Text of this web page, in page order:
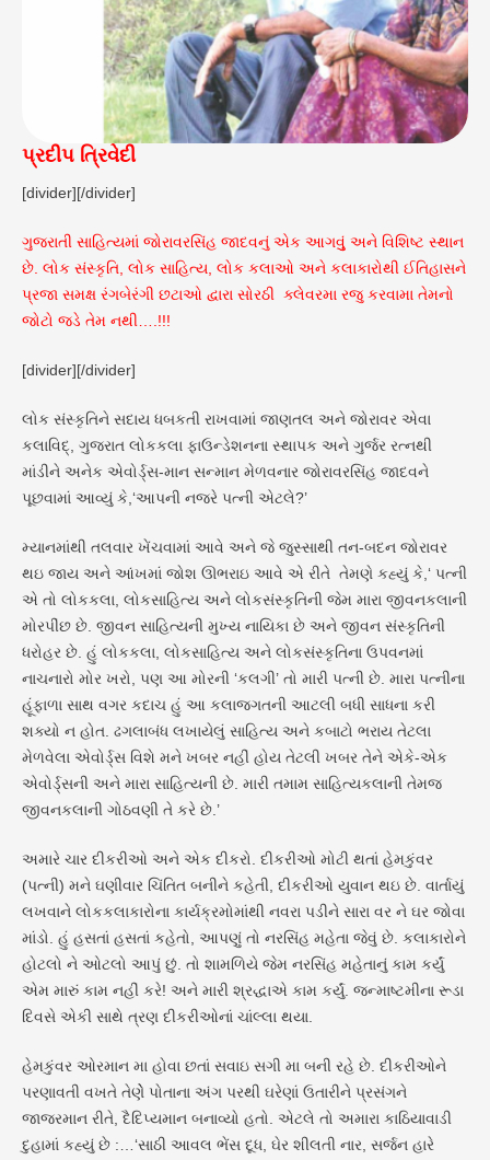
પ્રદીપ ત્રિવેદી
[divider][/divider]
ગુજરાતી સાહિત્યમાં જોરાવરસિંહ જાદવનું એક આગવુું અને વિશિષ્ટ સ્થાન
છે. લોક સંસ્કૃતિ, લોક સાહિત્ય, લોક કલાઓ અને કલાકારોથી ઈતિહાસને
પ્રજા સમક્ષ રંગબેરંગી છટાઓ દ્વારા સોરઠી ક્લેવરમા રજુ કરવામા તેમનો
જોટો જડે તેમ નથી….!!!
[divider][/divider]
લોક સંસ્કૃતિને સદાય ધબકતી રાખવામાં જાણતલ અને જોરાવર એવા
કલાવિદ્, ગુજરાત લોકકલા ફાઉન્ડેશનના સ્થાપક અને ગુર્જર રત્નથી
માંડીને અનેક એવોર્ડ્સ-માન સન્માન મેળવનાર જોરાવરસિંહ જાદવને
પૂછવામાં આવ્યું કે,‘આપની નજરે પત્ની એટલે?’
મ્યાનમાંથી તલવાર ખેંચવામાં આવે અને જે જુસ્સાથી તન-બદન જોરાવર
થઇ જાય અને આંખમાં જોશ ઊભરાઇ આવે એ રીતે તેમણે કહ્યું કે,‘ પત્ની
એ તો લોકકલા, લોકસાહિત્ય અને લોકસંસ્કૃતિની જેમ મારા જીવનકલાની
મોરપીંછ છે. જીવન સાહિત્યની મુખ્ય નાયિકા છે અને જીવન સંસ્કૃતિની
ધરોહર છે. હું લોકકલા, લોકસાહિત્ય અને લોકસંસ્કૃતિના ઉપવનમાં
નાચનારો મોર ખરો, પણ આ મોરની ‘કલગી’ તો મારી પત્ની છે. મારા પત્નીના
હૂંફાળા સાથ વગર કદાચ હું આ કલાજગતની આટલી બધી સાધના કરી
શક્યો ન હોત. ઢગલાબંધ લખાયેલું સાહિત્ય અને કબાટો ભરાય તેટલા
મેળવેલા એવોર્ડ્સ વિશે મને ખબર નહીં હોય તેટલી ખબર તેને એકે-એક
એવોર્ડ્સની અને મારા સાહિત્યની છે. મારી તમામ સાહિત્યકલાની તેમજ
જીવનકલાની ગોઠવણી તે કરે છે.’
અમારે ચાર દીકરીઓ અને એક દીકરો. દીકરીઓ મોટી થતાં હેમકુંવર
(પત્ની) મને ઘણીવાર ચિંતિત બનીને કહેતી, દીકરીઓ યુવાન થઇ છે. વાર્તાયું
લખવાને લોકકલાકારોના કાર્યક્રમોમાંથી નવરા પડીને સારા વર ને ઘર જોવા
માંડો. હું હસતાં હસતાં કહેતો, આપણું તો નરસિંહ મહેતા જેવું છે. કલાકારોને
હોટલો ને ઓટલો આપું છું. તો શામળિયે જેમ નરસિંહ મહેતાનું કામ કર્યું
એમ મારું કામ નહીં કરે! અને મારી શ્રદ્ધાએ કામ કર્યું. જન્માષ્ટમીના રૂડા
દિવસે એકી સાથે ત્રણ દીકરીઓનાં ચાંલ્લા થયા.
હેમકુંવર ઓરમાન મા હોવા છતાં સવાઇ સગી મા બની રહે છે. દીકરીઓને
પરણાવતી વખતે તેણેે પોતાના અંગ પરથી ઘરેણાં ઉતારીને પ્રસંગને
જાજરમાન રીતે, દૈદિપ્યમાન બનાવ્યો હતો. એટલે તો અમારા કાઠિયાવાડી
દુહામાં કહ્યું છે :…‘સાઠી આવલ ભેંસ દૂધ, ઘેર શીલતી નાર, સર્જન હારે